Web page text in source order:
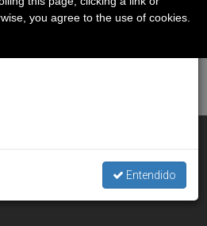
Entendido
you agree to the use of cookies.